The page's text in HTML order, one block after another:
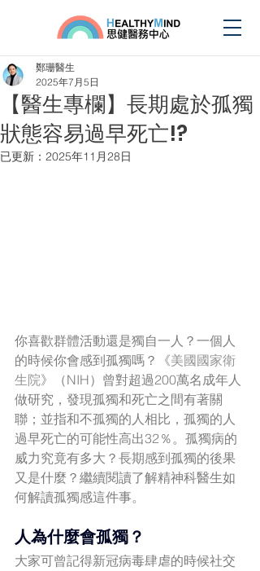
【醫生專欄】長期處於孤獨
狀態容易過早死亡!?
鄭珊醫生
2025年7月5日
已更新： 2025年11月28日
你喜歡群體活動還是獨自一人？一個人
的時候你會感到孤獨嗎？《美國國家衛
生院》（NIH）曾對超過200萬名成年人
做研究，發現孤獨和死亡之間有著關
聯；並指和不孤獨的人相比，孤獨的人
過早死亡的可能性高出32％。孤獨病的
威力究竟有多大？長期感到孤獨的後果
又是什麼？繼續閱讀了解精神科醫生如
何解讀孤獨感這件事。
人為什麼會孤獨？
大家可曾記得新冠病毒肆虐的時候社交